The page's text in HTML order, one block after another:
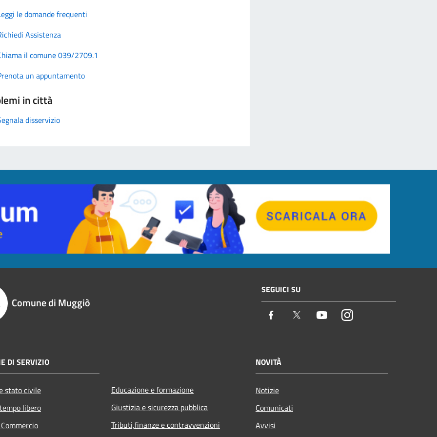
le domande frequenti
Assistenza
il comune 039/2709.1
un appuntamento
in città
disservizio
Comune di Muggiò
SEGUICI SU
Facebook Twitter YoutubeInstagram
DI SERVIZIO
stato civile
libero
Educazione e formazione
Giustizia e sicurezza pubblica
Tributi,finanze e contravvenzioni
NOVITÀ
Notizie
Comunicati
Avvisi